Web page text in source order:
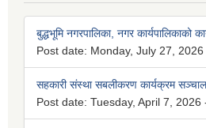
Post date: Monday, July 27,
सहकारी संस्था सबलीकरण कार्यक्रम
Post date: Tuesday, April 7, 2026